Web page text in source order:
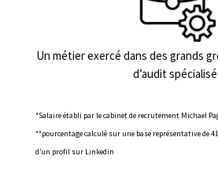
Un métier exercé dans des grands
d’audit spécialisé.
*Salaire établi par le cabinet de recrutement Michael
**pourcentage calculé sur une base représentative de
d’un profil sur Linkedin